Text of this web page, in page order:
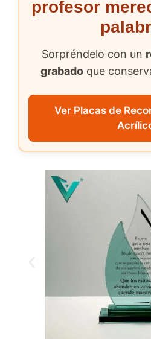
profesor
Sorpréndelo con un
grabadoque
Ver Placas de